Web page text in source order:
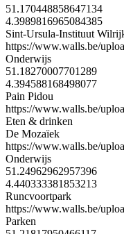
51.170448858647134
4.3989816965084385
Sint-Ursula-Instituut
https://www.walls.be/
Onderwijs
51.18270007701289
4.394588168498077
Pain Pidou
https://www.walls.be/
Eten & drinken
De Mozaïek
https://www.walls.be/
Onderwijs
51.24962962957396
4.440333381853213
Runcvoortpark
https://www.walls.be/
Parken